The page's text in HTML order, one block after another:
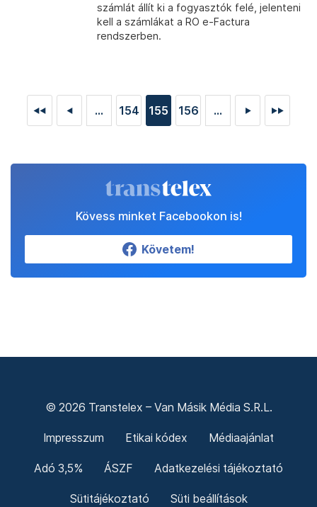
számlát állít ki a fogyasztók felé, jelenteni
kell a számlákat a RO e-Factura
rendszerben.
◄◄ ◄ ... 154 155 156 ... ► ►►
Kövess minket Facebookon is!
Követem!
© 2026 Transtelex – Van Másik Média S.R.L.
Impresszum Etikai kódex Médiaajánlat
Adó 3,5% ÁSZF Adatkezelési tájékoztató
Sütitájékoztató Süti beállítások